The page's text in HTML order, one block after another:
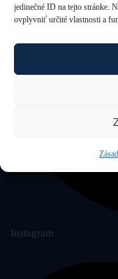
jedinečné ID na tejto stránke.
ovplyvniť určité vlastnosti a
Instagram